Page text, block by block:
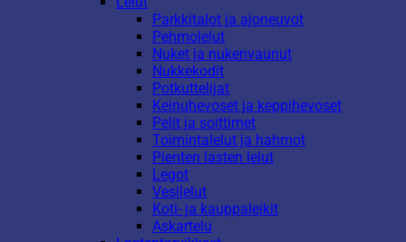
Parkkitalot ja ajoneuvot
Pehmolelut
Nuket ja nukenvaunut
Nukkekodit
Potkuttelijat
Keinuhevoset ja keppihevoset
Pelit ja soittimet
Toimintalelut ja hahmot
Pienten lasten lelut
Legot
Vesilelut
Koti- ja kauppaleikit
Askartelu